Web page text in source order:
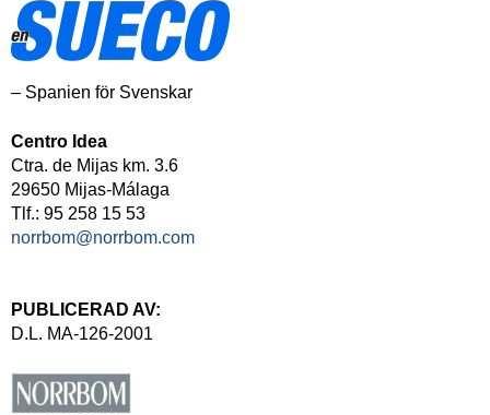
– Spanien för Svenskar
Centro Idea
Ctra. de Mijas km. 3.6
29650 Mijas-Málaga
Tlf.: 95 258 15 53
norrbom@norrbom.com
PUBLICERAD AV:
D.L. MA-126-2001